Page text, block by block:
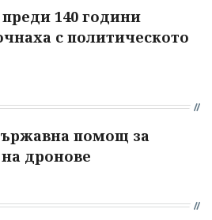
140 години
с политическото
помощ за
дронове